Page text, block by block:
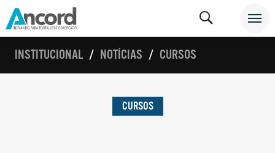
INSTITUCIONAL NOTÍCIAS CURSOS
CURSOS